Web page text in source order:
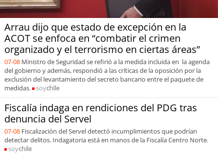
Arrau dijo que estado de excepción en la
ACOT se enfoca en “combatir el crimen
organizado y el terrorismo en ciertas áreas”
07-08 Ministro de Seguridad se refirió a la medida incluida en la agenda
del gobierno y además, respondió a las críticas de la oposición por la
exclusión del levantamiento del secreto bancario entre el paquete de
medidas.
soychile
Fiscalía indaga en rendiciones del PDG tras
denuncia del Servel
07-08 Fiscalización del Servel detectó incumplimientos que podrían
detectar delitos. Indagatoria está en manos de la Fiscalía Centro Norte.
soychile